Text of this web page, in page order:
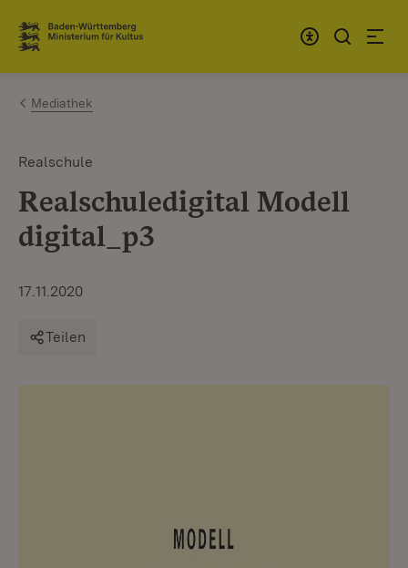
Zum Inhalt springen
Link zur Startseite
Mediathek
Realschule
Realschuledigital Modell
digital_p3
17.11.2020
Teilen